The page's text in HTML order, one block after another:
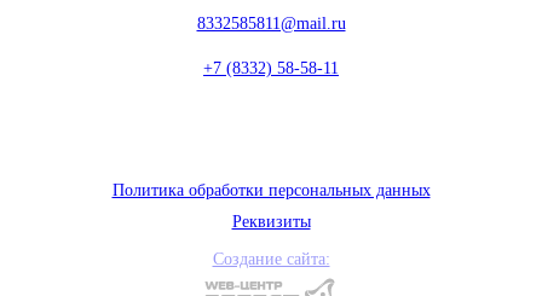
8332585811@mail.ru
+7 (8332) 58-58-11
Политика обработки персональных данных
Реквизиты
Создание сайта: